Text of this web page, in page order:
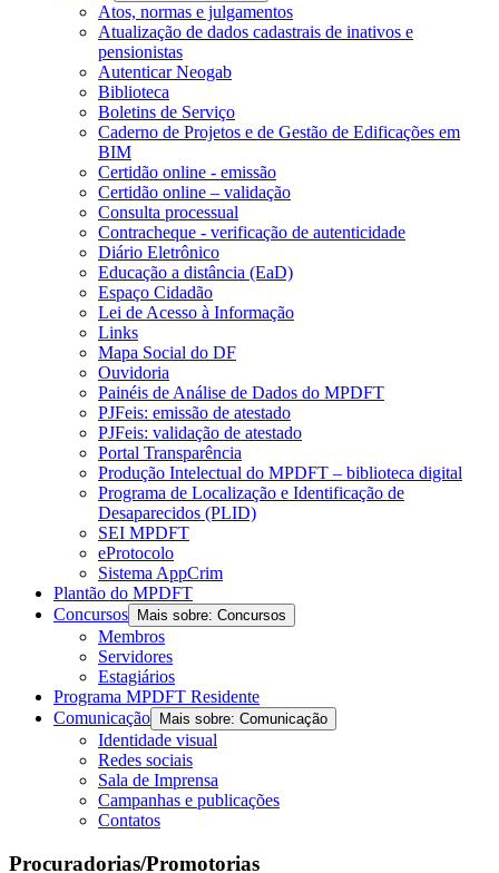
Atos, normas e julgamentos
Atualização de dados cadastrais de inativos e
pensionistas
Autenticar Neogab
Biblioteca
Boletins de Serviço
Caderno de Projetos e de Gestão de Edificações em
BIM
Certidão online - emissão
Certidão online – validação
Consulta processual
Contracheque - verificação de autenticidade
Diário Eletrônico
Educação a distância (EaD)
Espaço Cidadão
Lei de Acesso à Informação
Links
Mapa Social do DF
Ouvidoria
Painéis de Análise de Dados do MPDFT
PJFeis: emissão de atestado
PJFeis: validação de atestado
Portal Transparência
Produção Intelectual do MPDFT – biblioteca digital
Programa de Localização e Identificação de
Desaparecidos (PLID)
SEI MPDFT
eProtocolo
Sistema AppCrim
Plantão do MPDFT
Concursos
Mais sobre: Concursos
Membros
Servidores
Estagiários
Programa MPDFT Residente
Comunicação
Mais sobre: Comunicação
Identidade visual
Redes sociais
Sala de Imprensa
Campanhas e publicações
Contatos
Procuradorias/Promotorias